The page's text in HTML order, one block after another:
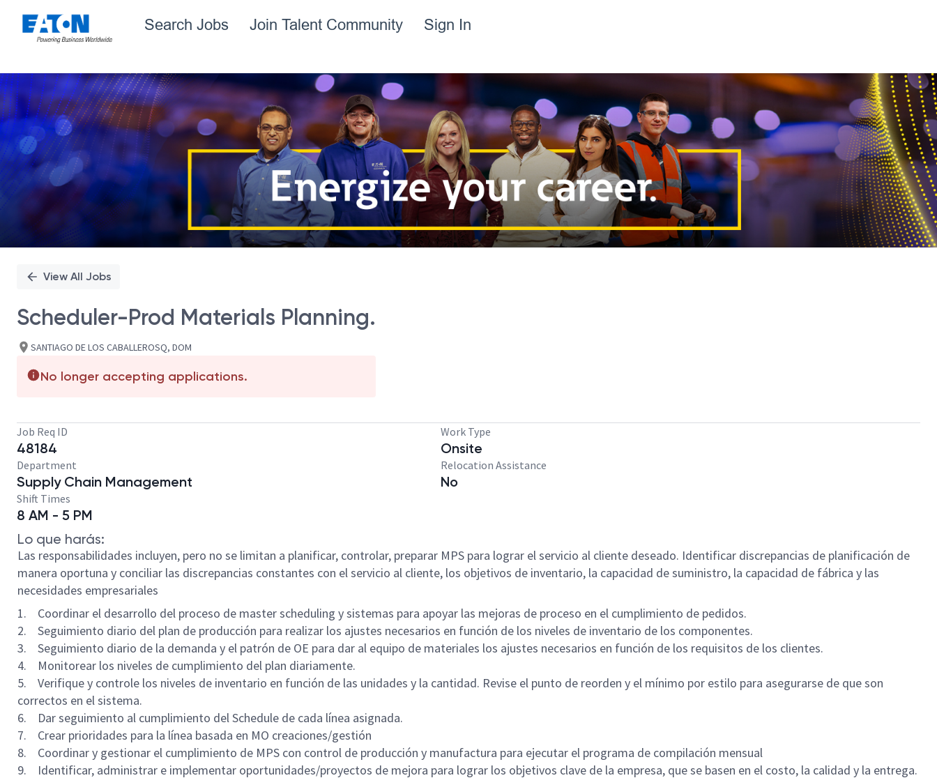
Search Jobs Join Talent Community Sign In
Single
Position
View All Jobs
Scheduler-Prod Materials Planning.
SANTIAGO DE LOS CABALLEROSQ, DOM
No longer accepting applications.
Job Req ID
48184
Work Type
Onsite
Department
Supply Chain Management
Relocation Assistance
No
Shift Times
8 AM - 5 PM
Lo que harás:
Las responsabilidades incluyen, pero no se limitan a planificar, controlar, preparar MPS para lograr el servicio al cliente deseado. Identificar discrepancias de planificación de
manera oportuna y conciliar las discrepancias constantes con el servicio al cliente, los objetivos de inventario, la capacidad de suministro, la capacidad de fábrica y las
necesidades empresariales
1. Coordinar el desarrollo del proceso de master scheduling y sistemas para apoyar las mejoras de proceso en el cumplimiento de pedidos.
2. Seguimiento diario del plan de producción para realizar los ajustes necesarios en función de los niveles de inventario de los componentes.
3. Seguimiento diario de la demanda y el patrón de OE para dar al equipo de materiales los ajustes necesarios en función de los requisitos de los clientes.
4. Monitorear los niveles de cumplimiento del plan diariamente.
5. Verifique y controle los niveles de inventario en función de las unidades y la cantidad. Revise el punto de reorden y el mínimo por estilo para asegurarse de que son
correctos en el sistema.
6. Dar seguimiento al cumplimiento del Schedule de cada línea asignada.
7. Crear prioridades para la línea basada en MO creaciones/gestión
8. Coordinar y gestionar el cumplimiento de MPS con control de producción y manufactura para ejecutar el programa de compilación mensual
9. Identificar, administrar e implementar oportunidades/proyectos de mejora para lograr los objetivos clave de la empresa, que se basen en el costo, la calidad y la entrega.